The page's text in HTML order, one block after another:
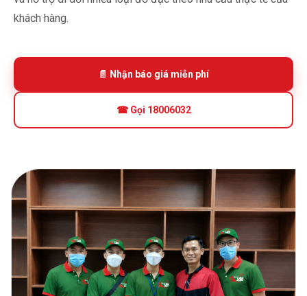
khách hàng.
📄 Nhận báo giá miễn phí
☎ Gọi 18006032